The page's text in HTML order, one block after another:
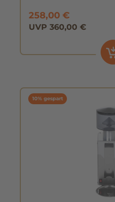
258,00 €
UVP 360,00 €
10% gespart